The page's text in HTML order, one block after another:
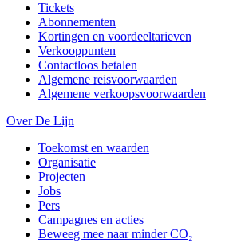
Tickets
Abonnementen
Kortingen en voordeeltarieven
Verkooppunten
Contactloos betalen
Algemene reisvoorwaarden
Algemene verkoopsvoorwaarden
Over De Lijn
Toekomst en waarden
Organisatie
Projecten
Jobs
Pers
Campagnes en acties
Beweeg mee naar minder CO₂